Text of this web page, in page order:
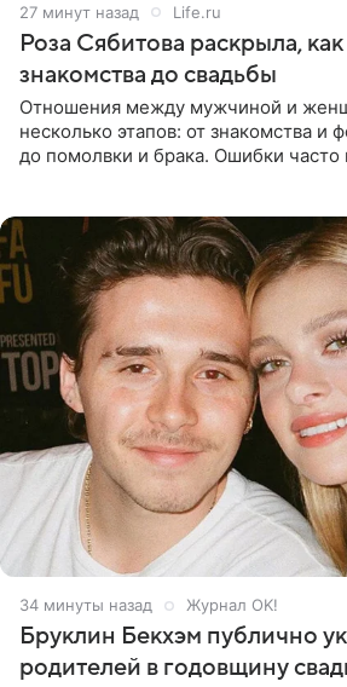
27 минут назад Life.ru
Роза Сябитова раскрыла,
знакомства до свадьбы
Отношения между мужчиной и
несколько этапов: от знакомства и
до помолвки и брака. Ошибки часто
34 минуты назад Журнал OK!
Бруклин Бекхэм публично
родителей в годовщину